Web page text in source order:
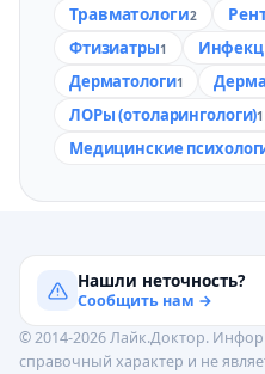
Травматологи2
Фтизиатры1
Дерматологи1
ЛОРы (отоларингологи)1
Медицинские
Нашли неточность?
Сообщить нам →
© 2014-2026 Лайк.Доктор.
справочный характер и не